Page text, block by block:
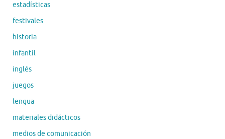
estadísticas
festivales
historia
infantil
inglés
juegos
lengua
materiales didácticos
medios de comunicación